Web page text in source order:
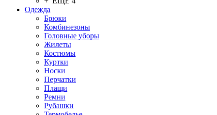
Одежда
Брюки
Комбинезоны
Головные уборы
Жилеты
Костюмы
Куртки
Носки
Перчатки
Плащи
Ремни
Рубашки